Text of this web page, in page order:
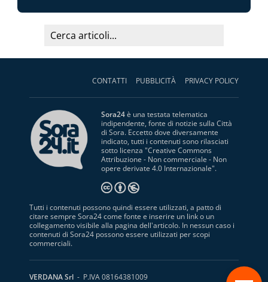
CONTATTI PUBBLICITÀ PRIVACY POLICY
Sora24è una testata telematica
indipendente, fonte di notizie sulla Città
di Sora. Eccetto dove diversamente
indicato, tutti i contenuti sono rilasciati
sotto licenza "Creative Commons
Attribuzione - Non commerciale - Non
opere derivate 4.0 Internazionale".
Tutti i contenuti possono quindi essere utilizzati, a patto di
citare sempre Sora24 come fonte e inserire un link o un
collegamento visibile alla pagina dell'articolo. In nessun caso i
contenuti di Sora24 possono essere utilizzati per scopi
commerciali.
VERDANA Srl - P.IVA 08164381009